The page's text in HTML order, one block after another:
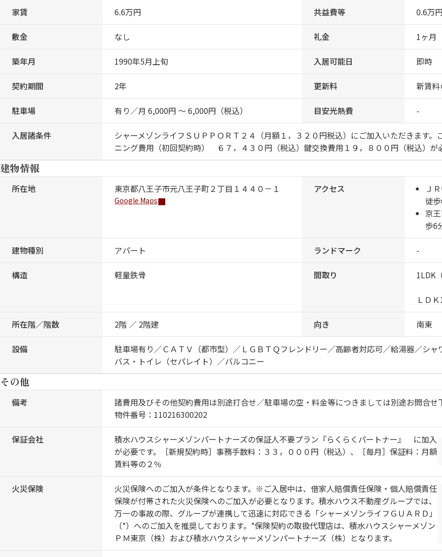
家賃 6.6万円 共益費等 0.6万
敷金 なし 礼金 1ヶ月
築年月 1990年5月上旬 入居可能日 即時
契約期間 2年 更新料 新賃
駐車場 有り／月 6,000円 ～ 6,000円（税込） 目安光熱費 -
入居諸条件
シャーメゾンライフＳＵＰＰＯＲＴ２４（月額１，３２０円税込）にご加入いただきます
ニング費用（初回契約時） ６７，４３０円（税込）鍵交換費用１９，８００円（税込）が
建物情報
所在地 東京都八王子市元八王子町２丁目１４４０－１
Google Maps
アクセス
Ｊ
徒
京
歩6
建物種別 アパート ランドマーク -
構造 軽量鉄骨 間取り 1LDK
ＬＤ
所在階／階数 2階 ／ 2階建 向き 南東
設備
駐車場有り／ＣＡＴＶ（都市型）／ＬＧＢＴＱフレンドリー／高齢者対応可／給湯器／シ
バス・トイレ（セパレイト）／バルコニー
その他
備考
諸費用及びその他契約費用は別途打合せ／駐車場の空・料金等につきましては別途お問合せ
物件番号：110216300202
保証会社
積水ハウスシャーメゾンパートナーズの保証人不要プラン『らくらくパートナー』 に加入
が必要です。［新規契約時］事務手数料：３３，０００円（税込）、［毎月］保証料：月額
賃料等の２％
火災保険
火災保険へのご加入が条件となります。※ご入居中は、借家人賠償責任保険・個人賠償責任
保険が付帯された火災保険へのご加入が必要となります。積水ハウス不動産グループでは、
万一の事故の際、グループが連携して迅速に対応できる「シャーメゾンライフＧＵＡＲＤ」
（*）へのご加入を推奨しております。*保険契約の取扱代理店は、積水ハウスシャーメゾン
ＰＭ東京（株）および積水ハウスシャーメゾンパートナーズ（株）となります。